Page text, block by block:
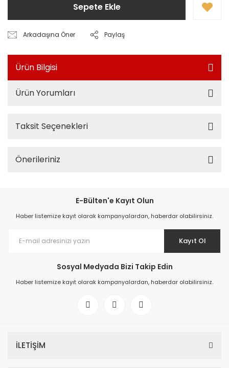
Sepete Ekle
Arkadaşına Öner Paylaş
Ürün Bilgisi
Ürün Yorumları
Taksit Seçenekleri
Önerileriniz
E-Bülten'e Kayıt Olun
Haber listemize kayıt olarak kampanyalardan, haberdar olabilirsiniz.
Kayıt Ol
Sosyal Medyada Bizi Takip Edin
Haber listemize kayıt olarak kampanyalardan, haberdar olabilirsiniz.
İLETİŞİM